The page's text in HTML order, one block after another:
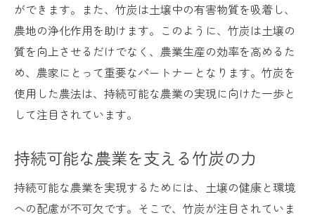
ができます。また、竹炭は土壌中の有害物質を吸着し、
農地の浄化作用を助けます。このように、竹炭は土壌の
質を向上させるだけでなく、農業生産の効率を高めるた
め、農家にとって重要なパートナーとなります。竹炭を
使用した農法は、持続可能な農業の実現に向けた一歩と
して注目されています。
持続可能な農業を支える竹炭の力
持続可能な農業を実現するためには、土壌の健康と環境
への配慮が不可欠です。そこで、竹炭が注目されていま